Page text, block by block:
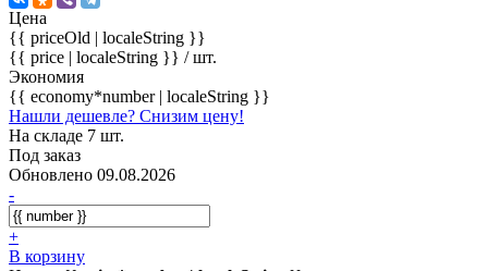
Цена
{{ priceOld | localeString }}
{{ price | localeString }} / шт.
Экономия
{{ economy*number | localeString }}
Нашли дешевле? Снизим цену!
На складе 7 шт.
Под заказ
Обновлено 09.08.2026
-
+
В корзину